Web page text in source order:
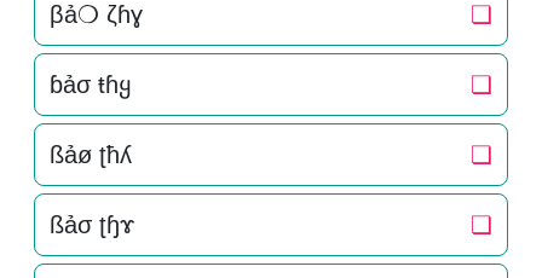
βả❍ ζɦɣ ❏
ɓảσ ŧɦყ ❏
ßảø ʈħʎ ❏
ßảσ ʈɧɤ ❏